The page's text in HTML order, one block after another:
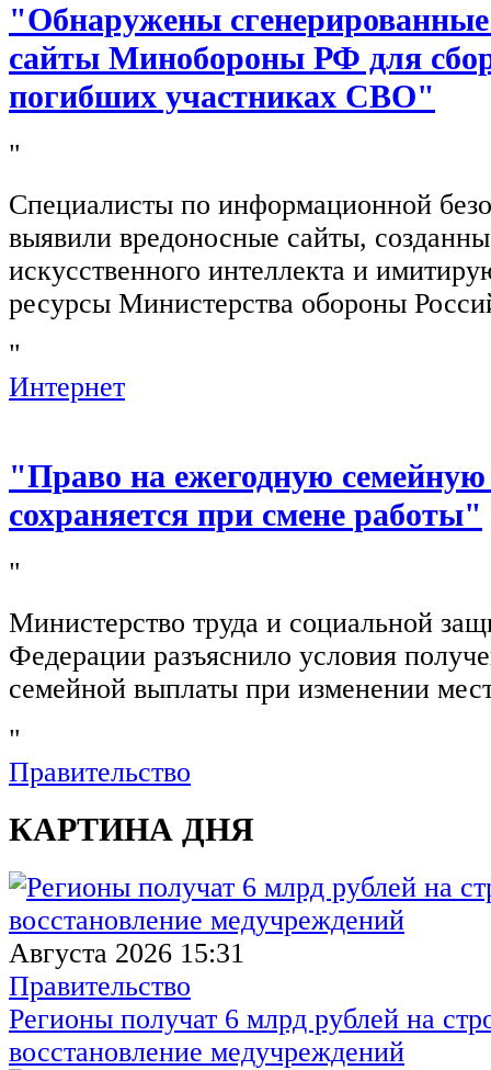
"Обнаружены
сайты Минобороны РФ для
погибших участниках СВО"
"
Специалисты по информационной
выявили вредоносные сайты,
искусственного интеллекта и
ресурсы Министерства обороны
"
Интернет
"Право на ежегодную
сохраняется при смене работы"
"
Министерство труда и социальной
Федерации разъяснило условия
семейной выплаты при изменении
"
Правительство
КАРТИНА ДНЯ
Августа 2026 15:31
Правительство
Регионы получат 6 млрд рублей на
восстановление медучреждений